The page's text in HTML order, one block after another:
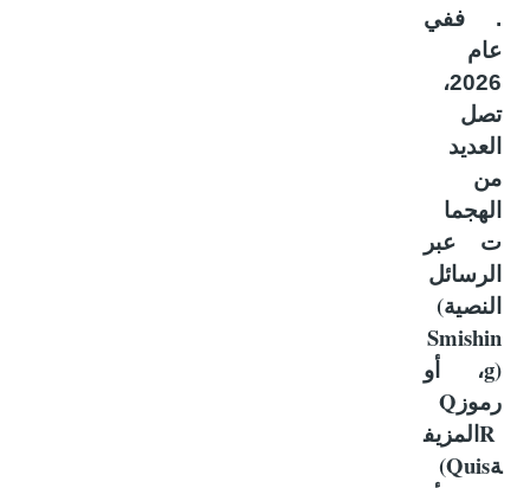
. ففي
عام
2026،
تصل
العديد
من
الهجما
ت عبر
الرسائل
النصية(
Smishin
، أو
رموزQ
المزيف
(Quis